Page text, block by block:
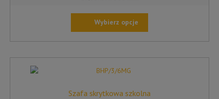
Wybierz opcje
MA
WIELE
Szafa skrytkowa szkolna